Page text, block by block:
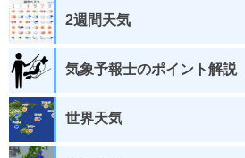
2週間天気
気象予報士のポイント解説
世界天気